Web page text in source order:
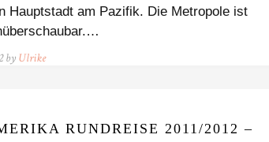
Hauptstadt am Pazifik. Die Metropole ist
by Ulrike
RUNDREISE 2011/2012 –